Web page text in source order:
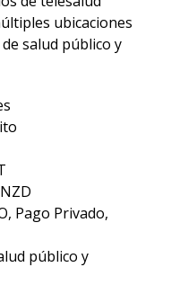
ubicaciones
salud público y
Pago Privado,
público y